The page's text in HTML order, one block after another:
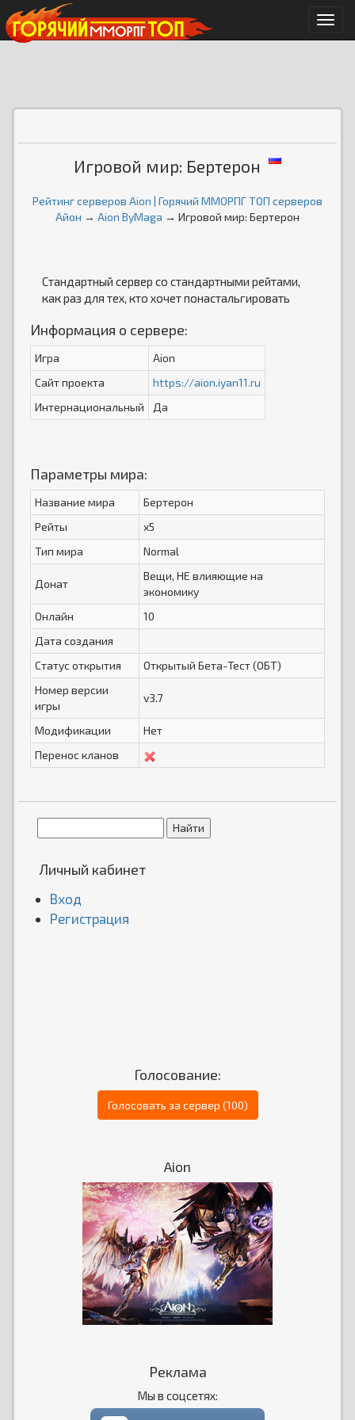
Меню
Игровой мир: Бертерон
Рейтинг серверов Aion | Горячий ММОРПГ ТОП серверов
Айон → Aion ByMaga → Игровой мир: Бертерон
Стандартный сервер со стандартными рейтами,
как раз для тех, кто хочет понастальгировать
Информация о сервере:
Игра
Aion
Сайт проекта
https://aion.iyan11.ru
Интернациональный
Да
Параметры мира:
Название мира
Бертерон
Рейты
x5
Тип мира
Normal
Донат
Вещи, НЕ влияющие на
экономику
Онлайн
10
Дата создания
Статус открытия
Открытый Бета-Тест (ОБТ)
Номер версии
игры
v3.7
Модификации
Нет
Перенос кланов
Личный кабинет
Вход
Регистрация
Голосование:
Голосовать за сервер (100)
Aion
Реклама
Мы в соцсетях: